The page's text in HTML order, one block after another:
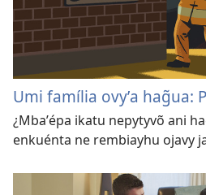
Umi família ovyʼa hag̃ua:
¿Mbaʼépa ikatu nepytyvõ ani
enkuénta ne rembiayhu ojavy